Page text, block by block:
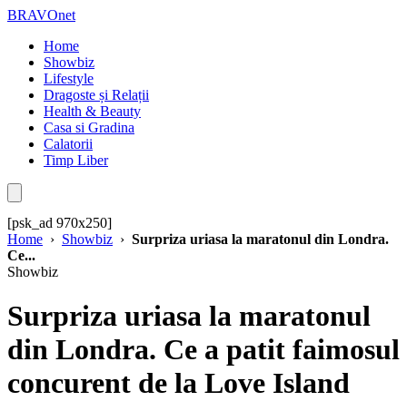
BRAVOnet
Home
Showbiz
Lifestyle
Dragoste și Relații
Health & Beauty
Casa si Gradina
Calatorii
Timp Liber
[psk_ad 970x250]
Home › Showbiz › Surpriza uriasa la maratonul din Londra.
Ce...
Showbiz
Surpriza uriasa la maratonul
din Londra. Ce a patit faimosul
concurent de la Love Island